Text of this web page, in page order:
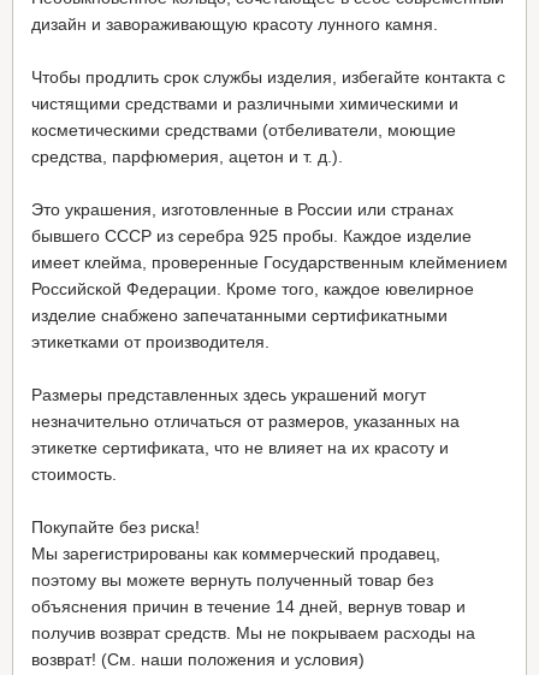
дизайн и завораживающую красоту лунного камня.
Чтобы продлить срок службы изделия, избегайте контакта с
чистящими средствами и различными химическими и
косметическими средствами (отбеливатели, моющие
средства, парфюмерия, ацетон и т. д.).
Это украшения, изготовленные в России или странах
бывшего СССР из серебра 925 пробы. Каждое изделие
имеет клейма, проверенные Государственным клеймением
Российской Федерации. Кроме того, каждое ювелирное
изделие снабжено запечатанными сертификатными
этикетками от производителя.
Размеры представленных здесь украшений могут
незначительно отличаться от размеров, указанных на
этикетке сертификата, что не влияет на их красоту и
стоимость.
Покупайте без риска!
Мы зарегистрированы как коммерческий продавец,
поэтому вы можете вернуть полученный товар без
объяснения причин в течение 14 дней, вернув товар и
получив возврат средств. Мы не покрываем расходы на
возврат! (См. наши положения и условия)